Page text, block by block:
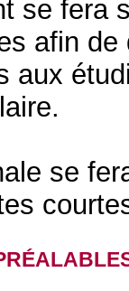
se fera
afin
aux
se